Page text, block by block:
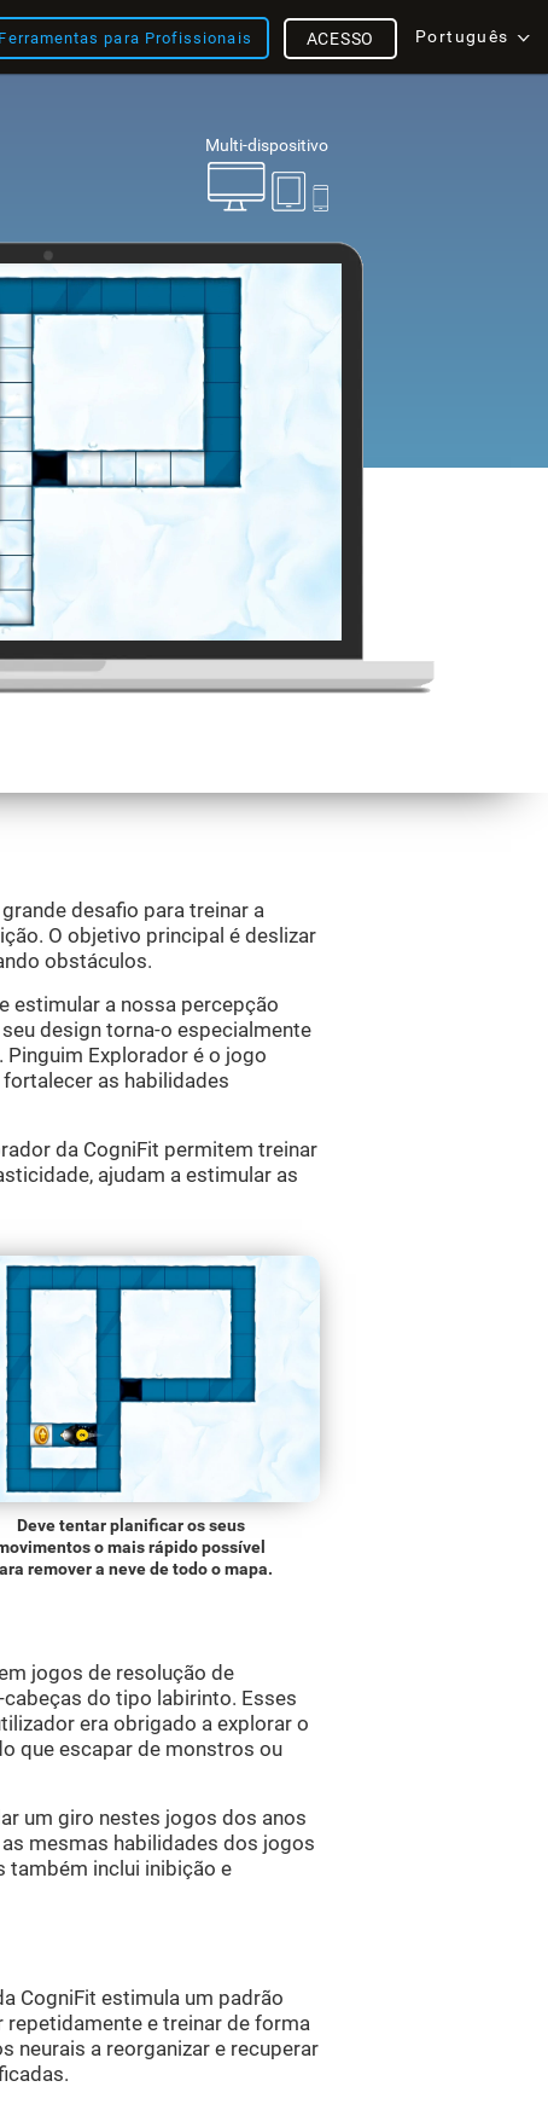
Ferramentas para Profissionais Português
ACESSO
Multi-dispositivo
desafio para treinar a
O objetivo principal é deslizar
obstáculos.
estimular a nossa percepção
design torna-o especialmente
Explorador é o jogo
as habilidades
da CogniFit permitem treinar
ajudam a estimular as
Deve tentar planificar os seus
o mais rápido possível
remover a neve de todo o mapa.
jogos de resolução de
do tipo labirinto. Esses
era obrigado a explorar o
que escapar de monstros ou
um giro nestes jogos dos anos
mesmas habilidades dos jogos
também inclui inibição e
CogniFit estimula um padrão
e treinar de forma
neurais a reorganizar e recuperar